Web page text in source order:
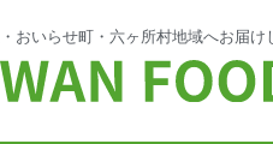
おいらせ町・ 六ヶ所村地域へお届け